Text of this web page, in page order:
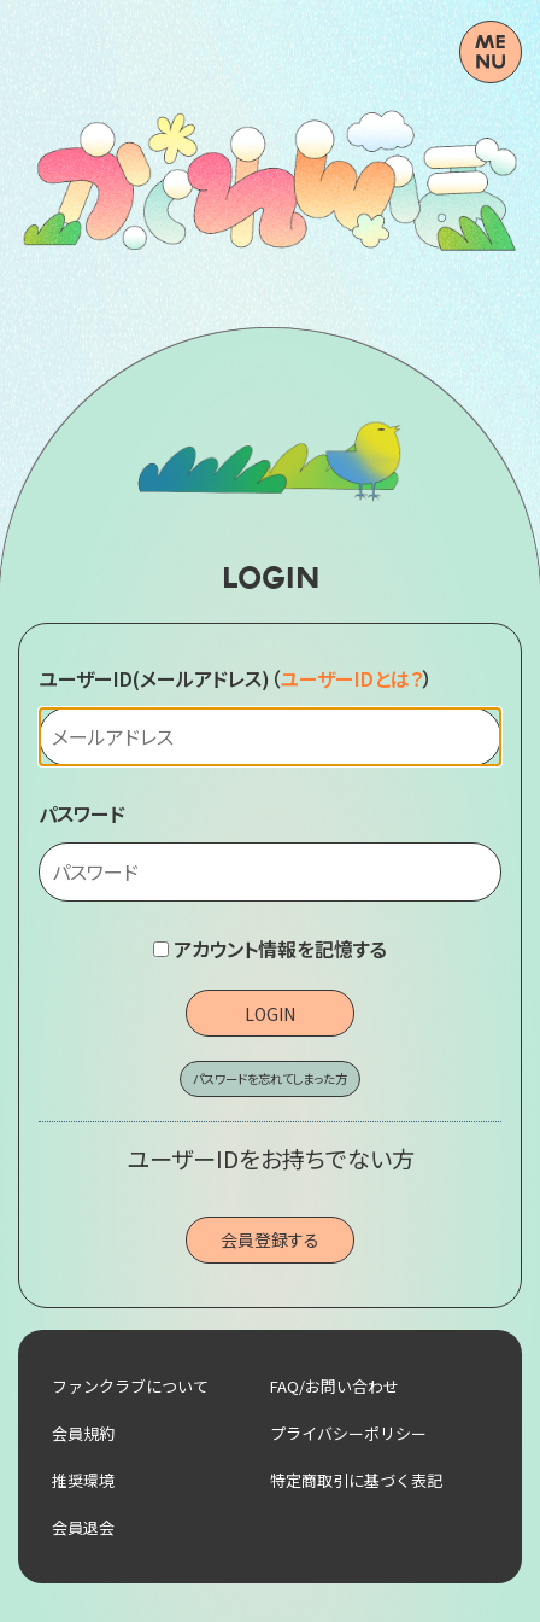
LOGIN
ユーザーID(メールアドレス) （ユーザーIDとは？）
パスワード
アカウント情報を記憶する
LOGIN
パスワードを忘れてしまった方
ユーザーIDをお持ちでない方
会員登録する
ファンクラブについて FAQ/お問い合わせ
会員規約 プライバシーポリシー
推奨環境 特定商取引に基づく表記
会員退会